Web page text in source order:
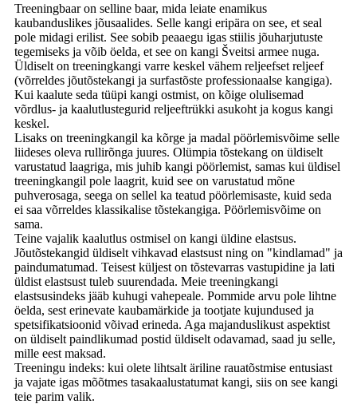
Treeningbaar on selline baar, mida leiate enamikus
kaubanduslikes jõusaalides. Selle kangi eripära on see, et seal
pole midagi erilist. See sobib peaaegu igas stiilis jõuharjutuste
tegemiseks ja võib öelda, et see on kangi Šveitsi armee nuga.
Üldiselt on treeningkangi varre keskel vähem reljeefset reljeef
(võrreldes jõutõstekangi ja surfastõste professionaalse kangiga).
Kui kaalute seda tüüpi kangi ostmist, on kõige olulisemad
võrdlus- ja kaalutlustegurid reljeeftrükki asukoht ja kogus kangi
keskel.
Lisaks on treeningkangil ka kõrge ja madal pöörlemisvõime selle
liideses oleva rullirõnga juures. Olümpia tõstekang on üldiselt
varustatud laagriga, mis juhib kangi pöörlemist, samas kui üldisel
treeningkangil pole laagrit, kuid see on varustatud mõne
puhverosaga, seega on sellel ka teatud pöörlemisaste, kuid seda
ei saa võrreldes klassikalise tõstekangiga. Pöörlemisvõime on
sama.
Teine vajalik kaalutlus ostmisel on kangi üldine elastsus.
Jõutõstekangid üldiselt vihkavad elastsust ning on "kindlamad" ja
paindumatumad. Teisest küljest on tõstevarras vastupidine ja lati
üldist elastsust tuleb suurendada. Meie treeningkangi
elastsusindeks jääb kuhugi vahepeale. Pommide arvu pole lihtne
öelda, sest erinevate kaubamärkide ja tootjate kujundused ja
spetsifikatsioonid võivad erineda. Aga majanduslikust aspektist
on üldiselt paindlikumad postid üldiselt odavamad, saad ju selle,
mille eest maksad.
Treeningu indeks: kui olete lihtsalt äriline rauatõstmise entusiast
ja vajate igas mõõtmes tasakaalustatumat kangi, siis on see kangi
teie parim valik.